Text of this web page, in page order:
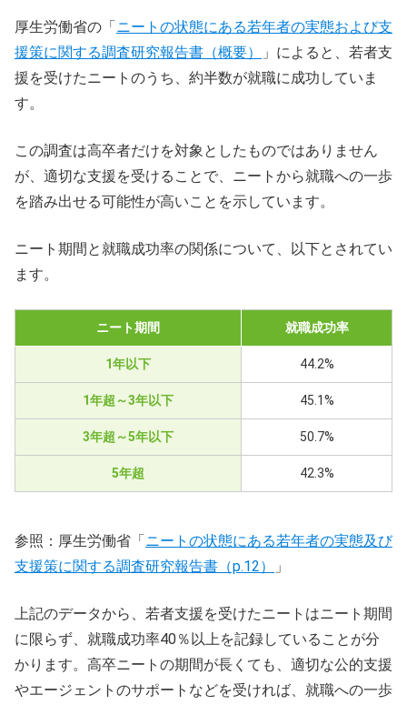
高卒ニートにおすすめの職業と仕事内容
厚生労働省の「 ニートの状態にある若年者の実態および支
援策に関する調査研究報告書（概要）
」によると、若者支
援を受けたニートのうち、約半数が就職に成功していま
す。
この調査は高卒者だけを対象としたものではありません
が、適切な支援を受けることで、ニートから就職への一歩
を踏み出せる可能性が高いことを示しています。
ニート期間と就職成功率の関係について、以下とされてい
ます。
ニート期間 就職成功率
1年以下 44.2%
1年超～3年以下 45.1%
3年超～5年以下 50.7%
5年超 42.3%
参照：厚生労働省「 ニートの状態にある若年者の実態及び
支援策に関する調査研究報告書（p.12）
」
上記のデータから、若者支援を受けたニートはニート期間
に限らず、就職成功率40％以上を記録していることが分
かります。高卒ニートの期間が長くても、適切な公的支援
やエージェントのサポートなどを受ければ、就職への一歩